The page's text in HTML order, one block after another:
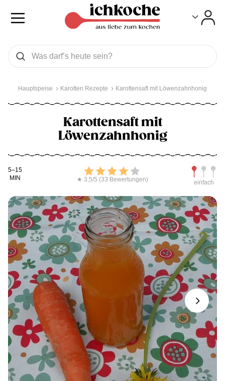
Was wollen Sie suchen
Suchen
Hauptspeise Karotten Rezepte Karottensaft mit Löwenzahnhonig
Karottensaft mit
Löwenzahnhonig
Kochdauer
5–15
MIN
Bewerten
★ 3,5/5 (33 Bewertungen) einfach
Next